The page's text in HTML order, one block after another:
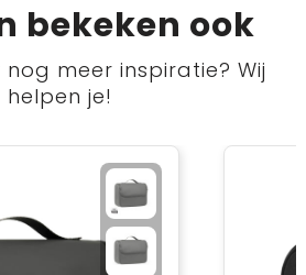
bekeken ook
meer inspiratie? Wij
helpen je!